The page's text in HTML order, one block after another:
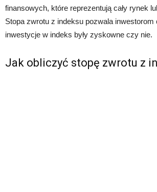
finansowych, które reprezentują cały rynek
Stopa zwrotu z indeksu pozwala
inwestycje w indeks były zyskowne czy nie.
Jak obliczyć stopę zwrotu z